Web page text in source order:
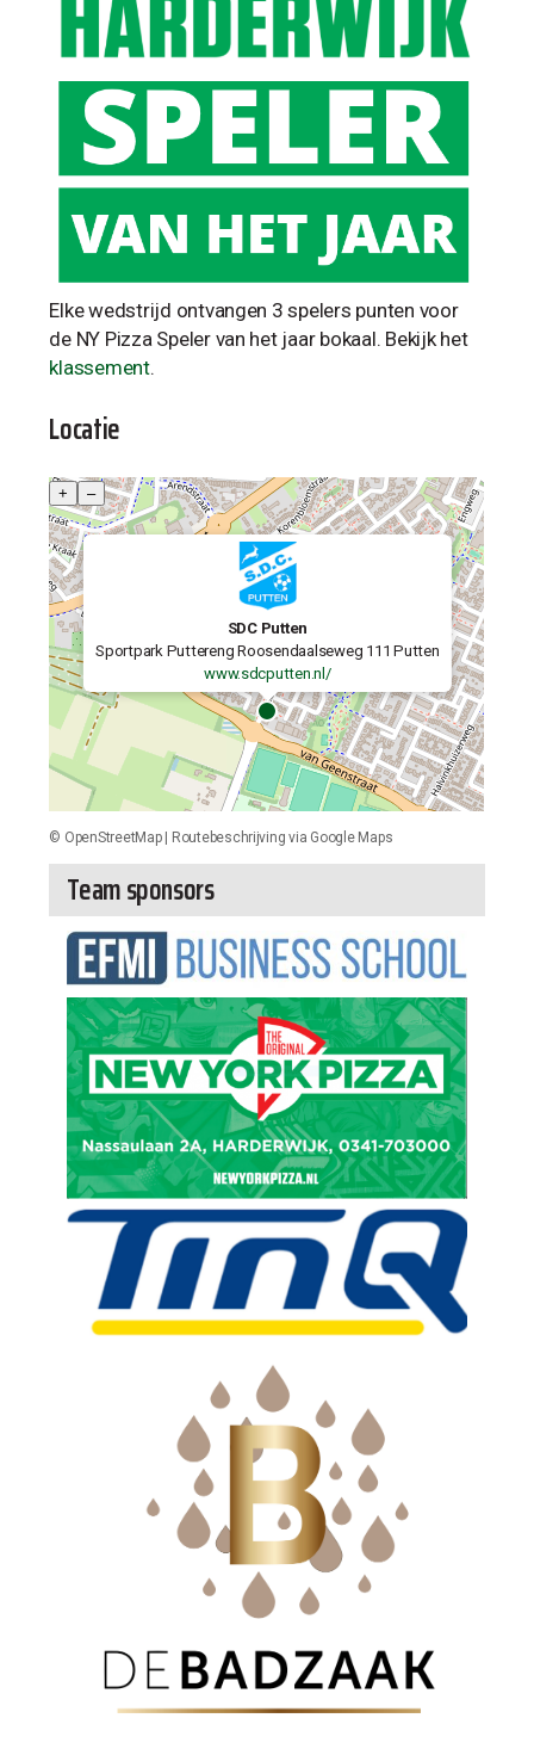
Elke wedstrijd ontvangen 3 spelers punten voor
de NY Pizza Speler van het jaar bokaal. Bekijk het
klassement.
Locatie
SDC Putten
Sportpark Puttereng Roosendaalseweg 111 Putten
www.sdcputten.nl/
+ –
© OpenStreetMap| Routebeschrijving via Google Maps
Team sponsors